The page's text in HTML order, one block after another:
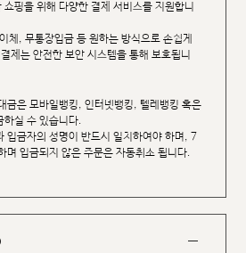
핑을 위해 다양한 결제 서비스를 지원합니
체, 무통장입금 등 원하는 방식으로 손쉽게
제는 안전한 보안 시스템을 통해 보호됩니
금은 모바일뱅킹, 인터넷뱅킹, 텔레뱅킹 혹은
하실 수 있습니다.
입금자의 성명이 반드시 일치하여야 하며, 7
며 입금되지 않은 주문은 자동취소 됩니다.